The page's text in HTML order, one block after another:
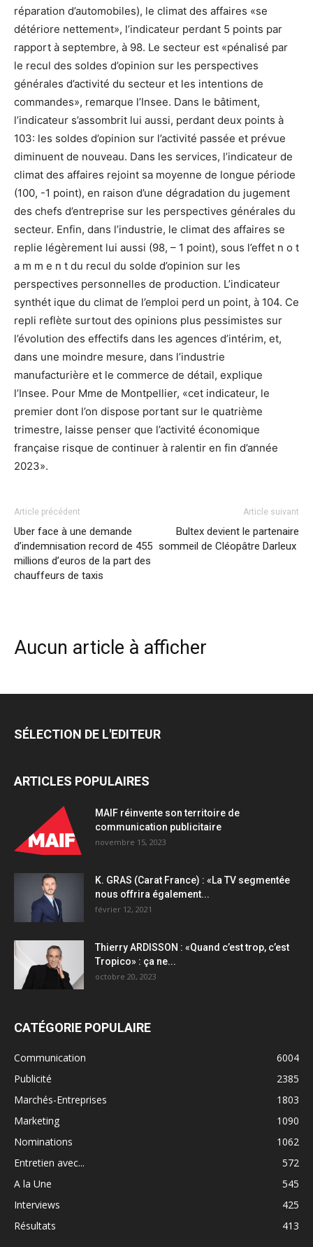
réparation d’automobiles), le climat des affaires «se
détériore nettement», l’indicateur perdant 5 points par
rapport à septembre, à 98. Le secteur est «pénalisé par
le recul des soldes d’opinion sur les perspectives
générales d’activité du secteur et les intentions de
commandes», remarque l’Insee. Dans le bâtiment,
l’indicateur s’assombrit lui aussi, perdant deux points à
103: les soldes d’opinion sur l’activité passée et prévue
diminuent de nouveau. Dans les services, l’indicateur de
climat des affaires rejoint sa moyenne de longue période
(100, -1 point), en raison d’une dégradation du jugement
des chefs d’entreprise sur les perspectives générales du
secteur. Enfin, dans l’industrie, le climat des affaires se
replie légèrement lui aussi (98, – 1 point), sous l’effet n o t
a m m e n t du recul du solde d’opinion sur les
perspectives personnelles de production. L’indicateur
synthét ique du climat de l’emploi perd un point, à 104. Ce
repli reflète surtout des opinions plus pessimistes sur
l’évolution des effectifs dans les agences d’intérim, et,
dans une moindre mesure, dans l’industrie
manufacturière et le commerce de détail, explique
l’Insee. Pour Mme de Montpellier, «cet indicateur, le
premier dont l’on dispose portant sur le quatrième
trimestre, laisse penser que l’activité économique
française risque de continuer à ralentir en fin d’année
2023».
Article précédent
Uber face à une demande
d’indemnisation record de 455
millions d’euros de la part des
chauffeurs de taxis
Article suivant
Bultex devient le partenaire
sommeil de Cléopâtre Darleux
Aucun article à afficher
SÉLECTION DE L'EDITEUR
ARTICLES POPULAIRES
MAIF réinvente son territoire de
communication publicitaire
novembre 15, 2023
K. GRAS (Carat France) : «La TV segmentée
nous offrira également...
février 12, 2021
Thierry ARDISSON : «Quand c’est trop, c’est
Tropico» : ça ne...
octobre 20, 2023
CATÉGORIE POPULAIRE
Communication
6004
Publicité
2385
Marchés-Entreprises
1803
Marketing
1090
Nominations
1062
Entretien avec...
572
A la Une
545
Interviews
425
Résultats
413